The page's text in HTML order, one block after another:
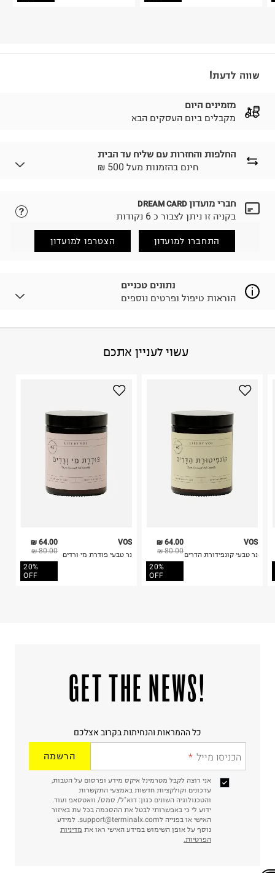
שווה לדעת!
מזמינים היום
מקבלים ביום העסקים הבא
החלפות והחזרות עם שליח עד הבית
₪ חינם בהזמנות מעל 500
לבחירת בשיטת המשלוח המתאימה לכם,
הזמנתם והתחרטתם?
(במקום ב-19.9 ₪) לזמן מוגבל! חינם בהזמנות מעל 500 ₪.
למידע נא ללחוץ כאן
.
לפני החזרת החבילה, חשוב להדביק את מדבקת הגוביינא על
פריטים שבירים יש להחזיר עם שליח דרך ממשק ההחזרות
3. מוצרי טיפוח ניתן להחזיר סגורים באריזתם המקורית
חברי מועדון DREAM CARD
בקניה זו ניתן לצבור כ 6 נקודות
התחברו למועדון הצטרפו למועדון
נתונים טכניים
הוראות טיפול ופרטים נוספים
ווס קוסמטיקה טבעית בעמ
עשוי לעניין אתכם
64.00 ₪
80.00 ₪
20%
OFF
VOS
נר טבעי פודרת מי ורדים
64.00 ₪
80.00 ₪
20%
OFF
VOS
נר טבעי קונפידורת הדרים
!GET THE NEWS
כל ההמראות והנחיתות בקרוב אצלכם
הכניסו מייל הרשמה
אני רוצה לקבל מטרמינל איקס מידע ופרסום על הטבות,
עדכונים וקולקציות חדשות באמצעי התקשרות
והטכנולוגיה השונים כגון: דוא"ל/ סמס/ וואטסאפ ועוד.
ידוע לי כי באפשרותי לבטל את ההסכמה בכל עת באיזור
האישי או בפנייה לsupport@terminalx.com. למידע
נוסף על אופן השימוש במידע האישי ראו את מדיניות
הפרטיות.